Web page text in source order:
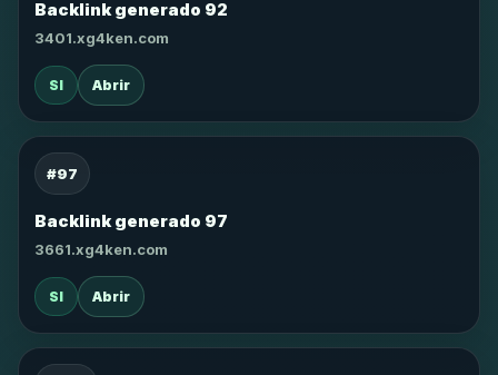
Backlink generado 92
3401.xg4ken.com
SI Abrir
#97
Backlink generado 97
3661.xg4ken.com
SI Abrir